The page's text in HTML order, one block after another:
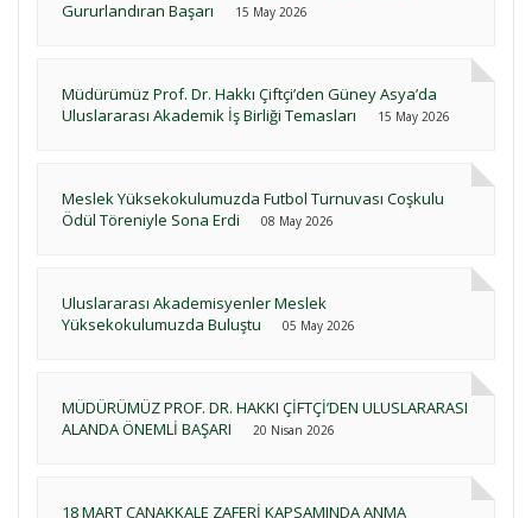
Gururlandıran Başarı
15 May 2026
Müdürümüz Prof. Dr. Hakkı Çiftçi’den Güney Asya’da
Uluslararası Akademik İş Birliği Temasları
15 May 2026
Meslek Yüksekokulumuzda Futbol Turnuvası Coşkulu
Ödül Töreniyle Sona Erdi
08 May 2026
Uluslararası Akademisyenler Meslek
Yüksekokulumuzda Buluştu
05 May 2026
MÜDÜRÜMÜZ PROF. DR. HAKKI ÇİFTÇİ’DEN ULUSLARARASI
ALANDA ÖNEMLİ BAŞARI
20 Nisan 2026
18 MART ÇANAKKALE ZAFERİ KAPSAMINDA ANMA